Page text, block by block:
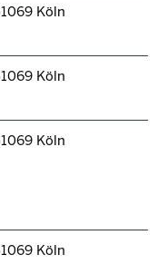
Köln
Köln
Köln
Köln